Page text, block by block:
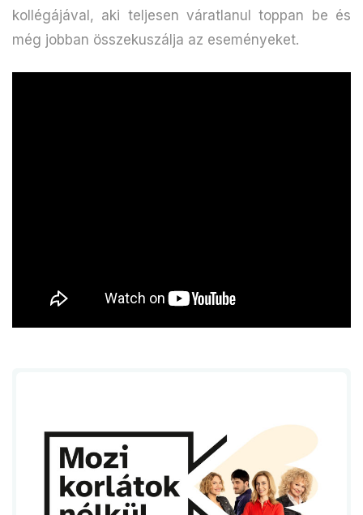
kollégájával, aki teljesen váratlanul toppan be és
még jobban összekuszálja az eseményeket.